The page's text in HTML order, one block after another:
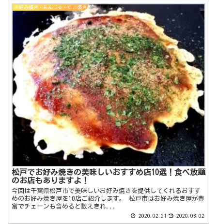
お好み焼き・もんじゃ・たこ焼き
松戸でお好み焼きの美味しいおすすめ店10選！食べ放題
のお店もありますよ！
今回は千葉県松戸市で美味しいお好み焼きを提供してくれるおすす
めのお好み焼き屋を10店ご紹介します。 松戸市はお好み焼き屋が豊
富でチェーンも含めると数えきれ...
2020.02.21 2020.03.02